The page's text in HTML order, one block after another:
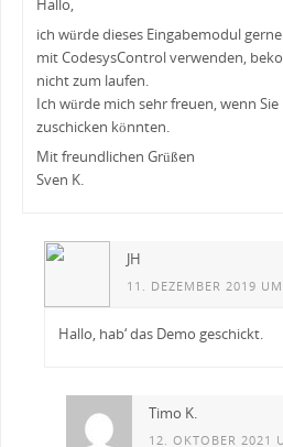
Hallo,
ich würde dieses Eingabemodul
mit CodesysControl verwenden,
nicht zum laufen.
Ich würde mich sehr freuen, wenn
zuschicken könnten.
Mit freundlichen Grüßen
Sven K.
JH
11. DEZEMBER 2019
Hallo, hab‘ das Demo geschickt.
Timo K.
12. OKTOBER 2021